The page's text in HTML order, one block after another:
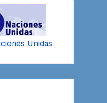
Unidas